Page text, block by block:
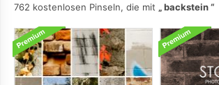
762 kostenlosen Pinseln, die mit
backstein